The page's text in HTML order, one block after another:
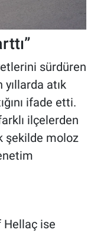
sürdüren
atık
ifade etti.
ilçelerden
şekilde moloz
Hellaç ise